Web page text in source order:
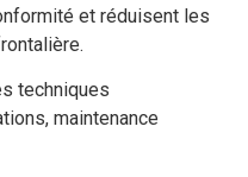
et réduisent les
techniques
maintenance